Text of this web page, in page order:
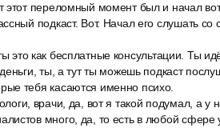
этот переломный момент был и начал
подкаст. Вот. Начал его слушать
это как бесплатные консультации. Ты
ты, а тут ты можешь подкаст
тебя касаются именно психо.
врачи, да, вот я такой подумал, а
много, да, то есть в любой сфере